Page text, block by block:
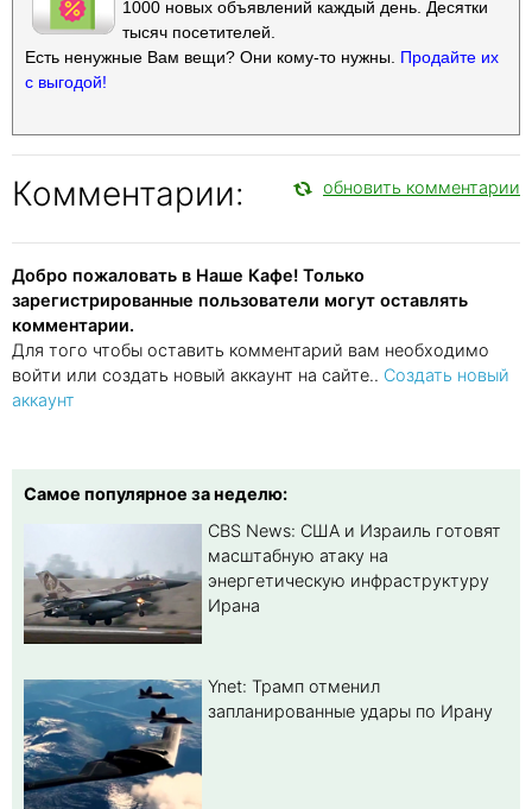
1000 новых объявлений каждый день. Десятки
тысяч посетителей.
Есть ненужные Вам вещи? Они кому-то нужны. Продайте их
с выгодой!
Комментарии: обновить комментарии
Добро пожаловать в Наше Кафе! Только
зарегистрированные пользователи могут оставлять
комментарии.
Для того чтобы оставить комментарий вам необходимо
войти или создать новый аккаунт на сайте.. Создать новый
аккаунт
Самое популярное за неделю:
CBS News: США и Израиль готовят
масштабную атаку на
энергетическую инфраструктуру
Ирана
Ynet: Трамп отменил
запланированные удары по Ирану